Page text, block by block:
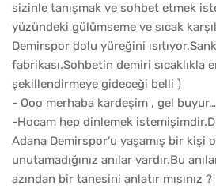
sizinle tanışmak ve sohbet etmek
yüzündeki gülümseme ve sıcak
Demirspor dolu yüreğini
fabrikası.Sohbetin demiri sıcaklıkla
şekillendirmeye gideceği belli )
- Ooo merhaba kardeşim , gel buyur…
-Hocam hep dinlemek
Adana Demirspor’u yaşamış bir kişi
unutamadığınız anılar vardır.Bu
azından bir tanesini anlatır mısınız ?